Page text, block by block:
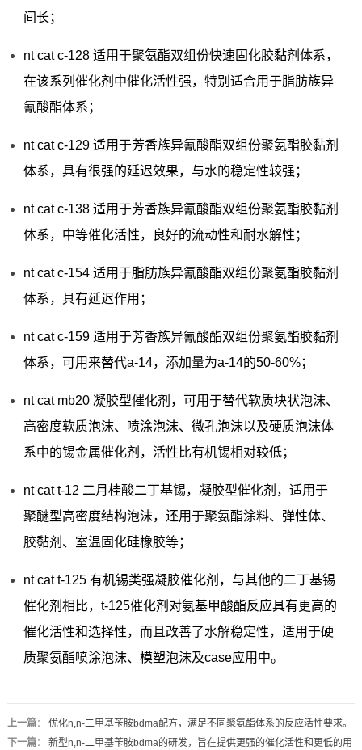
间长；
nt cat c-128 适用于聚氨酯双组份快速固化胶黏剂体系，
在该系列催化剂中催化活性强，特别适合用于脂肪族异
氰酸酯体系；
nt cat c-129 适用于芳香族异氰酸酯双组份聚氨酯胶黏剂
体系，具有很强的延迟效果，与水的稳定性较强；
nt cat c-138 适用于芳香族异氰酸酯双组份聚氨酯胶黏剂
体系，中等催化活性，良好的流动性和耐水解性；
nt cat c-154 适用于脂肪族异氰酸酯双组份聚氨酯胶黏剂
体系，具有延迟作用；
nt cat c-159 适用于芳香族异氰酸酯双组份聚氨酯胶黏剂
体系，可用来替代a-14，添加量为a-14的50-60%；
nt cat mb20 凝胶型催化剂，可用于替代软质块状泡沫、
高密度软质泡沫、喷涂泡沫、微孔泡沫以及硬质泡沫体
系中的锡金属催化剂，活性比有机锡相对较低；
nt cat t-12 二月桂酸二丁基锡，凝胶型催化剂，适用于
聚醚型高密度结构泡沫，还用于聚氨酯涂料、弹性体、
胶黏剂、室温固化硅橡胶等；
nt cat t-125 有机锡类强凝胶催化剂，与其他的二丁基锡
催化剂相比，t-125催化剂对氨基甲酸酯反应具有更高的
催化活性和选择性，而且改善了水解稳定性，适用于硬
质聚氨酯喷涂泡沫、模塑泡沫及case应用中。
上一篇： 优化n,n-二甲基苄胺bdma配方，满足不同聚氨酯体系的反应活性要求。
下一篇： 新型n,n-二甲基苄胺bdma的研发，旨在提供更强的催化活性和更低的用